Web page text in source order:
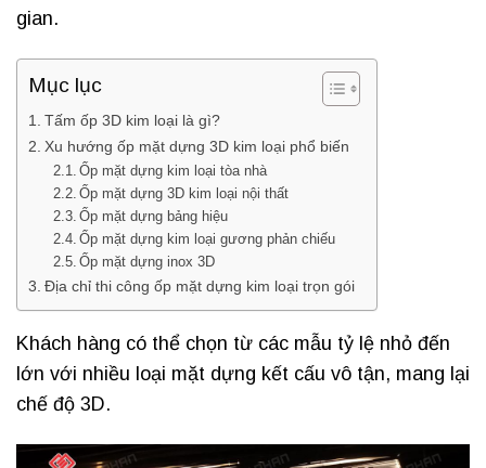
gian.
Mục lục
Tấm ốp 3D kim loại là gì?
Xu hướng ốp mặt dựng 3D kim loại phổ biến
Ốp mặt dựng kim loại tòa nhà
Ốp mặt dựng 3D kim loại nội thất
Ốp mặt dựng bảng hiệu
Ốp mặt dựng kim loại gương phản chiếu
Ốp mặt dựng inox 3D
Địa chỉ thi công ốp mặt dựng kim loại trọn gói
Khách hàng có thể chọn từ các mẫu tỷ lệ nhỏ đến
lớn với nhiều loại mặt dựng kết cấu vô tận, mang lại
chế độ 3D.